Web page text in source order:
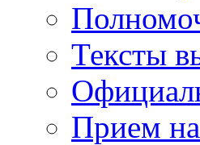
Тексты
Прием